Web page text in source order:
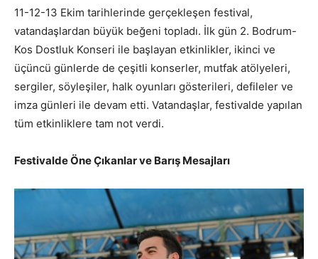
11-12-13 Ekim tarihlerinde gerçekleşen festival,
vatandaşlardan büyük beğeni topladı. İlk gün 2. Bodrum-
Kos Dostluk Konseri ile başlayan etkinlikler, ikinci ve
üçüncü günlerde de çeşitli konserler, mutfak atölyeleri,
sergiler, söyleşiler, halk oyunları gösterileri, defileler ve
imza günleri ile devam etti. Vatandaşlar, festivalde yapılan
tüm etkinliklere tam not verdi.
Festivalde Öne Çıkanlar ve Barış Mesajları